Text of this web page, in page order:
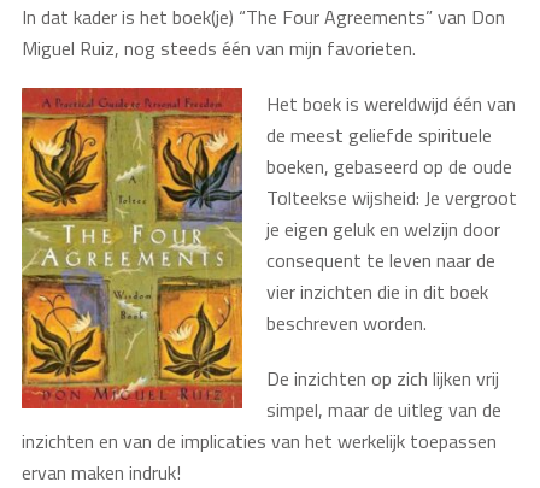
In dat kader is het boek(je) “The Four Agreements” van Don
Miguel Ruiz, nog steeds één van mijn favorieten.
Het boek is wereldwijd één van
de meest geliefde spirituele
boeken, gebaseerd op de oude
Tolteekse wijsheid: Je vergroot
je eigen geluk en welzijn door
consequent te leven naar de
vier inzichten die in dit boek
beschreven worden.
De inzichten op zich lijken vrij
simpel, maar de uitleg van de
inzichten en van de implicaties van het werkelijk toepassen
ervan maken indruk!